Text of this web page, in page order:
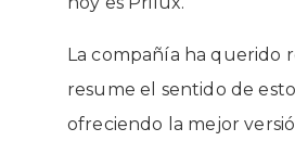
La compañía ha querido
resume el sentido de
ofreciendo la mejor